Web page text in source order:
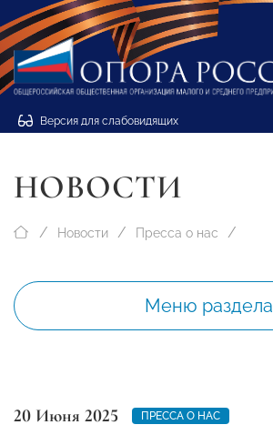
Версия для слабовидящих
НОВОСТИ
Новости Пресса о нас
Меню раздела
20 Июня 2025 ПРЕССА О НАС